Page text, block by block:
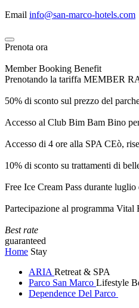
Email info@san-marco-hotels.com
Prenota ora
Member Booking Benefit
Prenotando la tariffa MEMBER
50% di sconto sul prezzo del
Accesso al Club Bim Bam Bino
Accesso di 4 ore alla SPA CEò,
10% di sconto su trattamenti di
Free Ice Cream Pass durante
Partecipazione al programma Vital
Best rate
guaranteed
Home Stay
ARIA Retreat & SPA
Parco San Marco Lifestyle
Dependence Del Parco